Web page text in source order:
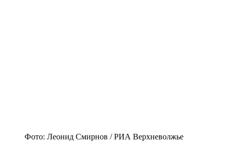
Фото: Леонид Смирнов / РИА Верхневолжье